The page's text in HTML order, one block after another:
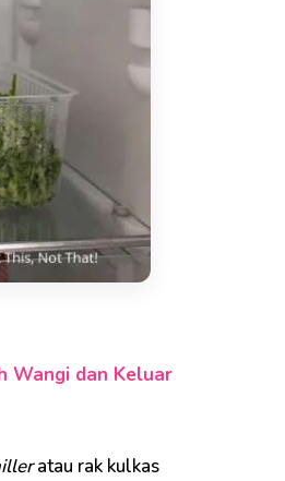
Wangi dan Keluar
atau rak kulkas